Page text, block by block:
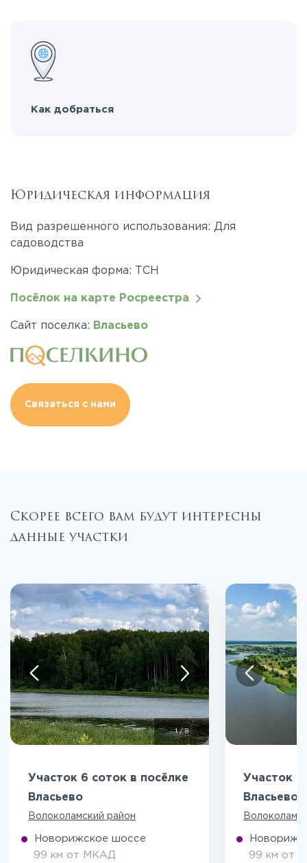
Как добраться
Юридическая информация
Вид разрешенного использования: Для
садоводства
Юридическая форма: ТСН
Посёлок на карте Росреестра
Сайт поселка: Власьево
Связаться с нами
Скорее всего вам будут интересны
данные участки
1/8
Участок 6 соток в посёлке
Власьево
Волоколамский район
Новорижское шоссе
99 км от МКАД
Участок 6
Власьево
99 км от